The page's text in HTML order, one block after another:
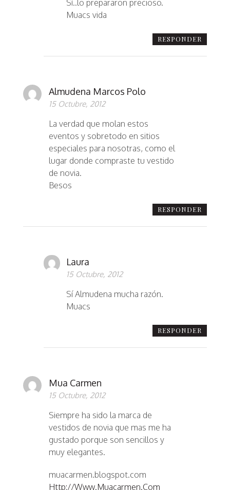
Sí..lo prepararon precioso.
Muacs vida
RESPONDER
Almudena Marcos Polo
15 Octubre, 2012
La verdad que molan estos
eventos y sobretodo en sitios
especiales para nosotras, como el
lugar donde compraste tu vestido
de novia.
Besos
RESPONDER
Laura
15 Octubre, 2012
Sí Almudena mucha razón.
Muacs
RESPONDER
Mua Carmen
15 Octubre, 2012
Siempre ha sido la marca de
vestidos de novia que mas me ha
gustado porque son sencillos y
muy elegantes.
muacarmen.blogspot.com
Http://www.muacarmen.com